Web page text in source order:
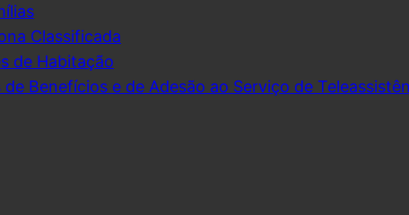
Classificada
de Habitação
Benefícios e de Adesão ao Serviço de